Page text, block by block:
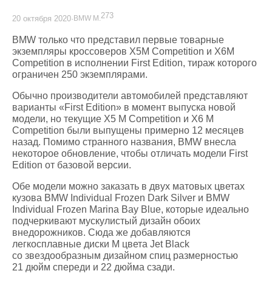
20 октября 2020· BMW M.273
BMW только что представил первые товарные
экземпляры кроссоверов X5M Competition и X6M
Competition в исполнении First Edition, тираж которого
ограничен 250 экземплярами.
Обычно производители автомобилей представляют
варианты «First Edition» в момент выпуска новой
модели, но текущие X5 M Competition и X6 M
Competition были выпущены примерно 12 месяцев
назад. Помимо странного названия, BMW внесла
некоторое обновление, чтобы отличать модели First
Edition от базовой версии.
Обе модели можно заказать в двух матовых цветах
кузова BMW Individual Frozen Dark Silver и BMW
Individual Frozen Marina Bay Blue, которые идеально
подчеркивают мускулистый дизайн обоих
внедорожников. Сюда же добавляются
легкосплавные диски M цвета Jet Black
со звездообразным дизайном спиц размерностью
21 дюйм спереди и 22 дюйма сзади.